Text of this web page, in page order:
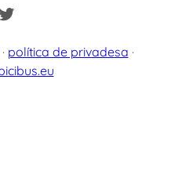
Twitter
· política de privadesa ·